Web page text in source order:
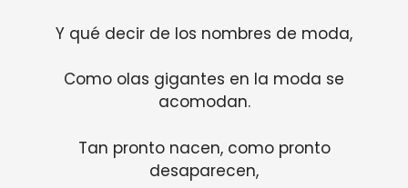
Y qué decir de los nombres de moda,
Como olas gigantes en la moda se
acomodan.
Tan pronto nacen, como pronto
desaparecen,